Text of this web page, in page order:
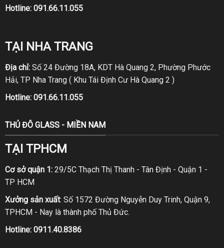
Hotline: 091.66.11.055
TẠI NHA TRANG
Địa chỉ:Số 24 Đường 18A, KDT Hà Quang 2, Phường Phước
Hải, TP Nha Trang ( Khu Tái Định Cư Hà Quang 2 )
Hotline: 091.66.11.055
THỦ ĐÔ GLASS - MIỀN NAM
TẠI TPHCM
Cơ sở quận 1:29/5C Thạch Thị Thanh - Tân Định - Quận 1 -
TP HCM
Xưởng sản xuất: Số 1572 Đường Nguyễn Duy Trinh, Quận 9,
TPHCM - Nay là thành phố Thủ Đức.
Hotline: 0911.40.8386